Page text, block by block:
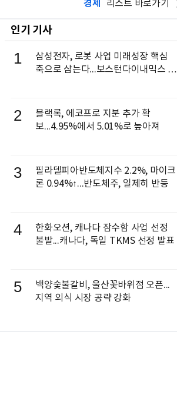
경제 리스트 바로가기
인기 기사
1
삼성전자, 로봇 사업 미래성장 핵심
축으로 삼는다...보스턴다이내믹스 출
2
블랙록, 에코프로 지분 추가 확
보...4.95%에서 5.01%로 높아져
3
필라델피아반도체지수 2.2%, 마이크
론 0.94%↑...반도체주, 일제히 반등
4
한화오션, 캐나다 잠수함 사업 선정
불발...캐나다, 독일 TKMS 선정 발표
5
백양숯불갈비, 울산꽃바위점 오픈...
지역 외식 시장 공략 강화